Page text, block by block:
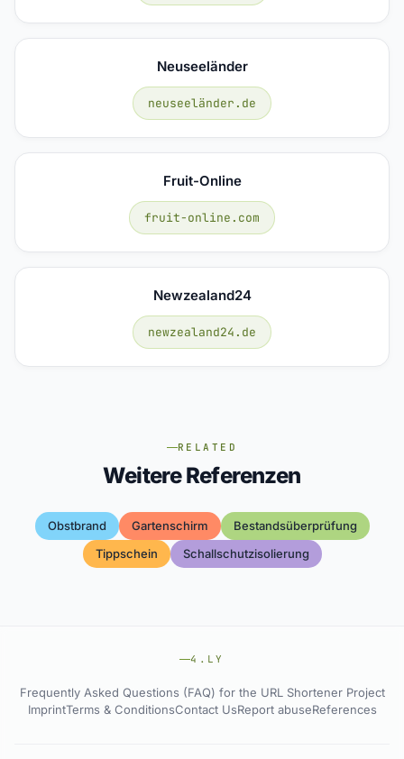
Neuseeländer
neuseeländer.de
Fruit-Online
fruit-online.com
Newzealand24
newzealand24.de
RELATED
Weitere Referenzen
Obstbrand Gartenschirm
Bestandsüberprüfung
Tippschein
Schallschutzisolierung
4.LY
Frequently Asked Questions (FAQ) for the URL Shortener Project
ImprintTerms & ConditionsContact UsReport abuseReferences